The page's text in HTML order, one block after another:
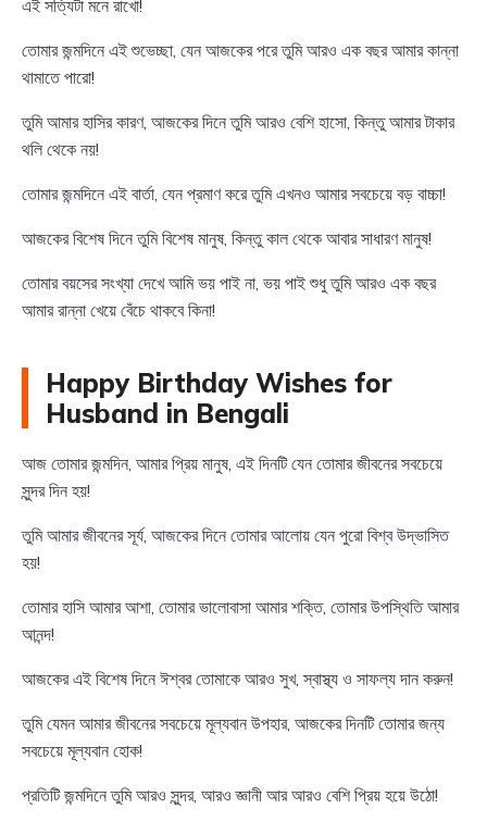
এই সত্যিটা মনে রাখো!
তোমার জন্মদিনে এই শুভেচ্ছা, যেন আজকের পরে তুমি আরও এক বছর আমার কান্না
থামাতে পারো!
তুমি আমার হাসির কারণ, আজকের দিনে তুমি আরও বেশি হাসো, কিন্তু আমার টাকার
থলি থেকে নয়!
তোমার জন্মদিনে এই বার্তা, যেন প্রমাণ করে তুমি এখনও আমার সবচেয়ে বড় বাচ্চা!
আজকের বিশেষ দিনে তুমি বিশেষ মানুষ, কিন্তু কাল থেকে আবার সাধারণ মানুষ!
তোমার বয়সের সংখ্যা দেখে আমি ভয় পাই না, ভয় পাই শুধু তুমি আরও এক বছর
আমার রান্না খেয়ে বেঁচে থাকবে কিনা!
Happy Birthday Wishes for
Husband in Bengali
আজ তোমার জন্মদিন, আমার প্রিয় মানুষ, এই দিনটি যেন তোমার জীবনের সবচেয়ে
সুন্দর দিন হয়!
তুমি আমার জীবনের সূর্য, আজকের দিনে তোমার আলোয় যেন পুরো বিশ্ব উদ্ভাসিত
হয়!
তোমার হাসি আমার আশা, তোমার ভালোবাসা আমার শক্তি, তোমার উপস্থিতি আমার
আনন্দ!
আজকের এই বিশেষ দিনে ঈশ্বর তোমাকে আরও সুখ, স্বাস্থ্য ও সাফল্য দান করুন!
তুমি যেমন আমার জীবনের সবচেয়ে মূল্যবান উপহার, আজকের দিনটি তোমার জন্য
সবচেয়ে মূল্যবান হোক!
প্রতিটি জন্মদিনে তুমি আরও সুন্দর, আরও জ্ঞানী আর আরও বেশি প্রিয় হয়ে উঠো!